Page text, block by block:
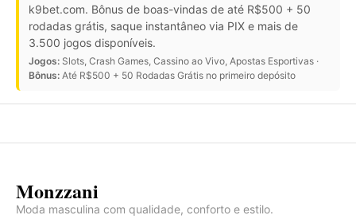
k9bet.com. Bônus de boas-vindas de até R$500 + 50
rodadas grátis, saque instantâneo via PIX e mais de
3.500 jogos disponíveis.
Jogos: Slots, Crash Games, Cassino ao Vivo, Apostas Esportivas ·
Bônus: Até R$500 + 50 Rodadas Grátis no primeiro depósito
Monzzani
Moda masculina com qualidade, conforto e estilo.